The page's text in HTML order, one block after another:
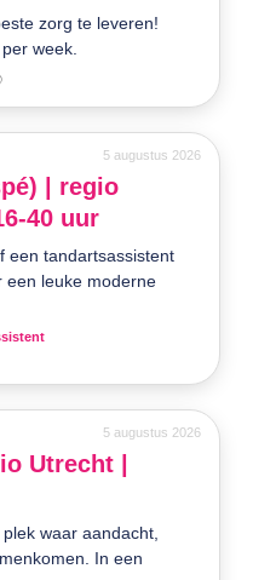
zorg te leveren!
week.
5 augustus 2026
| regio
40 uur
een tandartsassistent
een leuke moderne
5 augustus 2026
Utrecht |
waar aandacht,
In een